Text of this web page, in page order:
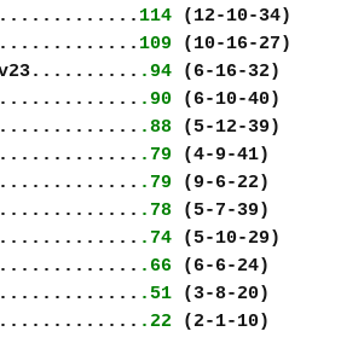
114 (12-10-34)
109 (10-16-27)
.94 (6-16-32)
.90 (6-10-40)
.88 (5-12-39)
.79 (4-9-41)
.79 (9-6-22)
.78 (5-7-39)
.74 (5-10-29)
.66 (6-6-24)
.51 (3-8-20)
.22 (2-1-10)